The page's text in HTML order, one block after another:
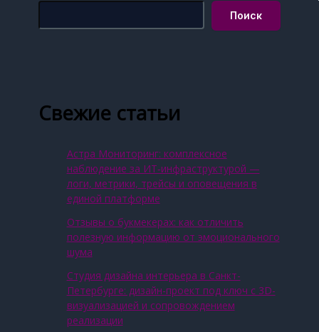
Поиск
Свежие статьи
Астра Мониторинг: комплексное
наблюдение за ИТ‑инфраструктурой —
логи, метрики, трейсы и оповещения в
единой платформе
Отзывы о букмекерах: как отличить
полезную информацию от эмоционального
шума
Студия дизайна интерьера в Санкт-
Петербурге: дизайн-проект под ключ с 3D-
визуализацией и сопровождением
реализации